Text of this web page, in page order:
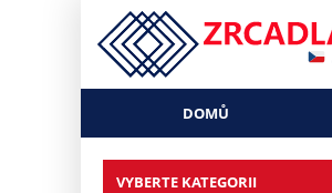
DOMŮ
VYBERTE KATEGORII